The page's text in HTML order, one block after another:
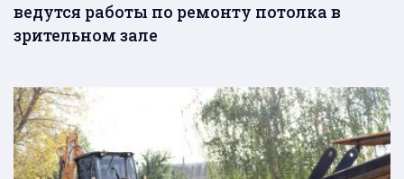
ведутся работы по ремонту потолка в
зрительном зале